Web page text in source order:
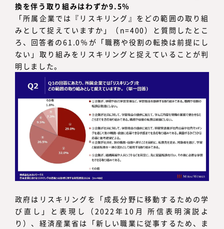
換を伴う取り組みはわずか9.5％
「所属企業では『リスキリング』をどの範囲の取り組
みとして捉えていますか」（n=400）と質問したとこ
ろ、回答者の61.0％が「職務や役割の転換は前提にし
ない」取り組みをリスキリングと捉えていることが判
明しました。
政府はリスキリングを「成長分野に移動するための学
び直し」と表現し（2022年10月 所信表明演説よ
り）、経済産業省は「新しい職業に従事するため、ま